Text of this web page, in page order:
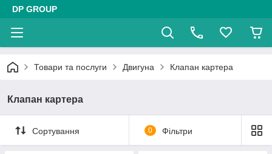
DP GROUP
Товари та послуги Двигуна Клапан картера
Клапан картера
Сортування 0 Фільтри